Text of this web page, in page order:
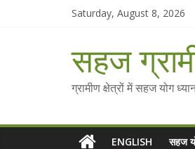
Saturday, August 8, 2026
सहज
ग्रामीण क्षेत्रों में सहज योग
ENGLISH सहज